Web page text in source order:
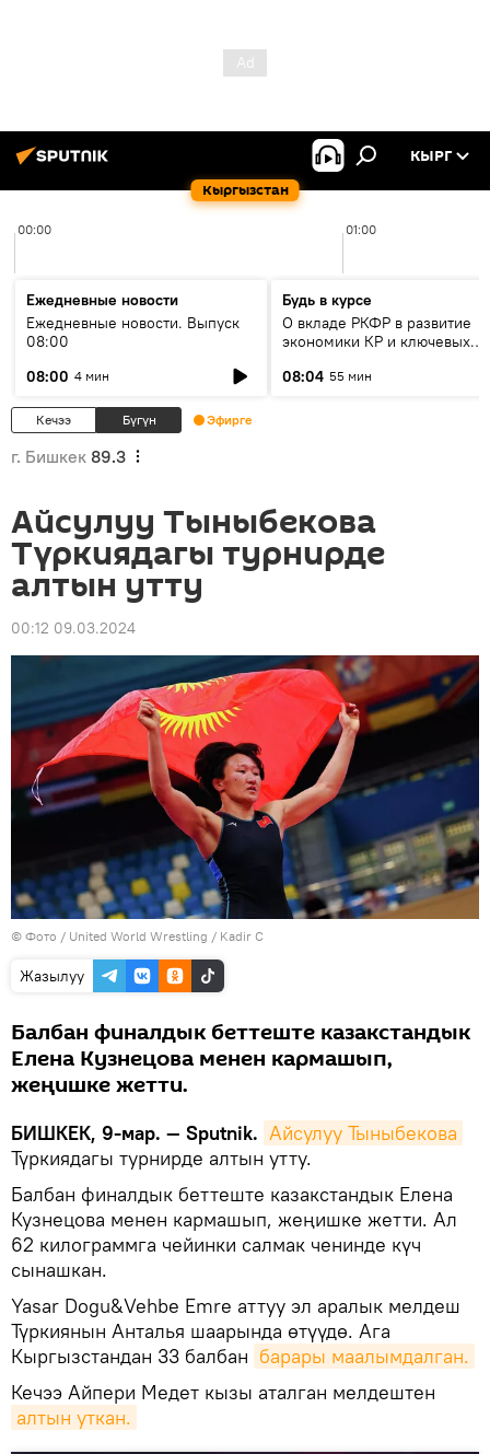
Кыргызстан
КЫРГ
00:00 01:00
Ежедневные новости
Ежедневные новости. Выпуск
08:00
08:00 4 мин
Будь в курсе
О вкладе РКФР в развитие
экономики КР и ключевых
08:04 55 мин
Кечээ Бүгүн Эфирге
г. Бишкек 89.3
Айсулуу Тыныбекова
Түркиядагы турнирде
алтын утту
00:12 09.03.2024
© Фото / United World Wrestling / Kadir C
Жазылуу
Балбан финалдык беттеште казакстандык
Елена Кузнецова менен кармашып,
жеңишке жетти.
БИШКЕК, 9-мар. — Sputnik. Айсулуу Тыныбекова
Түркиядагы турнирде алтын утту.
Балбан финалдык беттеште казакстандык Елена
Кузнецова менен кармашып, жеңишке жетти. Ал
62 килограммга чейинки салмак ченинде күч
сынашкан.
Yasar Dogu&Vehbe Emre аттуу эл аралык мелдеш
Түркиянын Анталья шаарында өтүүдө. Ага
Кыргызстандан 33 балбан барары маалымдалган.
Кечээ Айпери Медет кызы аталган мелдештен
алтын уткан.